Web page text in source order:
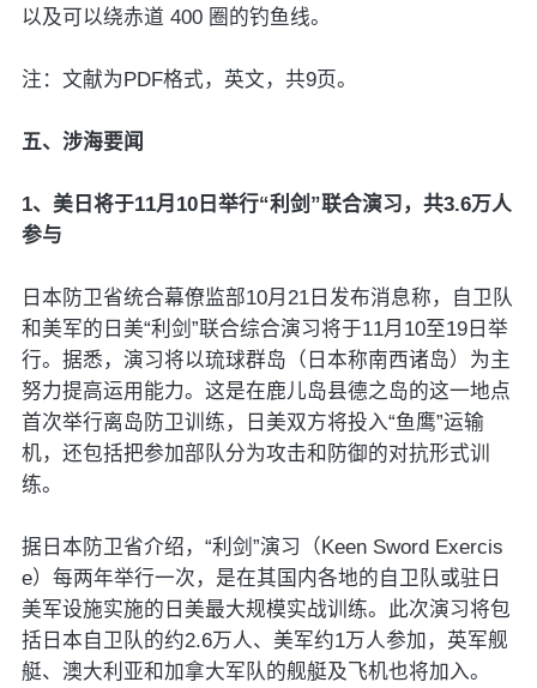
以及可以绕赤道 400 圈的钓鱼线。
注：文献为PDF格式，英文，共9页。
五、涉海要闻
1、美日将于11月10日举行“利剑”联合演习，共3.6万人
参与
日本防卫省统合幕僚监部10月21日发布消息称，自卫队
和美军的日美“利剑”联合综合演习将于11月10至19日举
行。据悉，演习将以琉球群岛（日本称南西诸岛）为主
努力提高运用能力。这是在鹿儿岛县德之岛的这一地点
首次举行离岛防卫训练，日美双方将投入“鱼鹰”运输
机，还包括把参加部队分为攻击和防御的对抗形式训
练。
据日本防卫省介绍，“利剑”演习（Keen Sword Exercis
e）每两年举行一次，是在其国内各地的自卫队或驻日
美军设施实施的日美最大规模实战训练。此次演习将包
括日本自卫队的约2.6万人、美军约1万人参加，英军舰
艇、澳大利亚和加拿大军队的舰艇及飞机也将加入。